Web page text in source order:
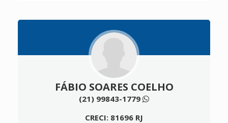
FÁBIO SOARES COELHO
(21) 99843-1779
CRECI: 81696 RJ